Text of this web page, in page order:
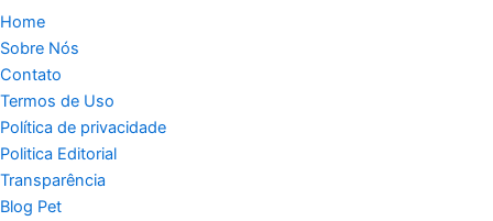
Home
Sobre Nós
Contato
Termos de Uso
Política de privacidade
Politica Editorial
Transparência
Blog Pet